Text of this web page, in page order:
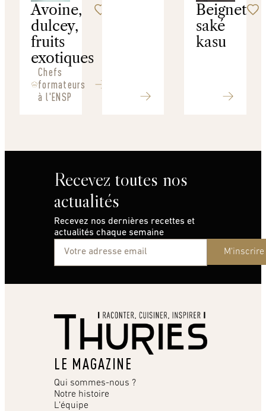
Avoine,
dulcey,
fruits
exotiques
Chefs
formateurs
à l'ENSP
Beignet
saké
kasu
Recevez toutes nos
actualités
Recevez nos dernières recettes et
actualités chaque semaine
M'inscrire
LE MAGAZINE
Qui sommes-nous ?
Notre histoire
L’équipe